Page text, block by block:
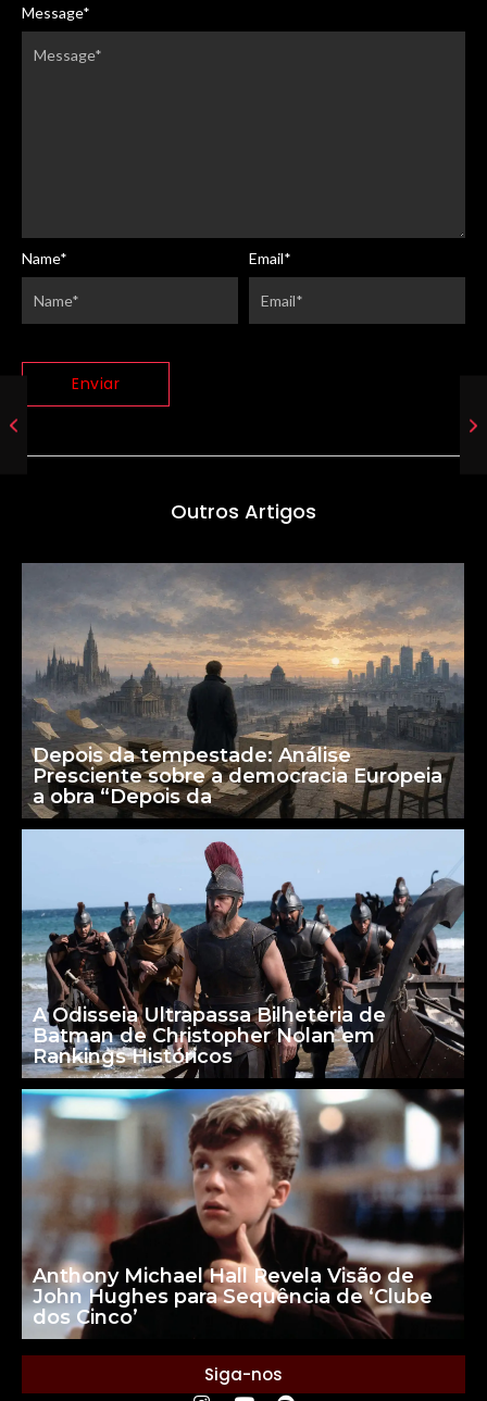
Message*
Name* Email*
Outros Artigos
Depois da tempestade: Análise
Presciente sobre a democracia Europeia
a obra “Depois da
A Odisseia Ultrapassa Bilheteria de
Batman de Christopher Nolan em
Rankings Históricos
Anthony Michael Hall Revela Visão de
John Hughes para Sequência de ‘Clube
dos Cinco’
Siga-nos